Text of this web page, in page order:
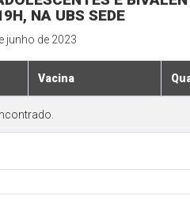
NA UBS SEDE
junho de 2023
Vacina